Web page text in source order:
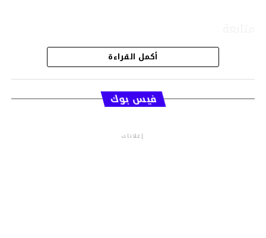
قسم الاخبار
أكمل القراءة
فيس بوك
إعلانات